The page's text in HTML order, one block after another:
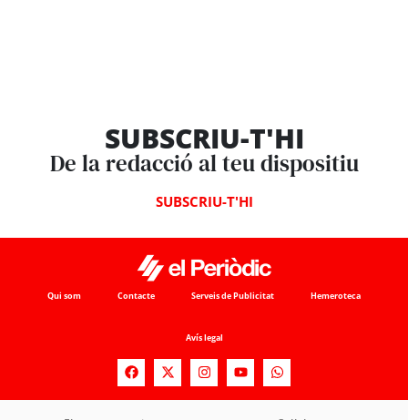
SUBSCRIU-T'HI
De la redacció al teu dispositiu
SUBSCRIU-T'HI
Qui som Contacte Serveis de Publicitat Hemeroteca
Avís legal